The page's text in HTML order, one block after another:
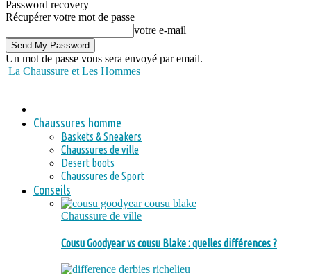
Password recovery
Récupérer votre mot de passe
votre e-mail
Un mot de passe vous sera envoyé par email.
La Chaussure et Les Hommes
Chaussures homme
Baskets & Sneakers
Chaussures de ville
Desert boots
Chaussures de Sport
Conseils
Chaussure de ville
Cousu Goodyear vs cousu Blake : quelles différences ?